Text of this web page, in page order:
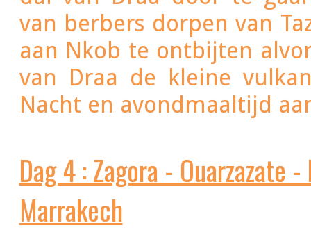
van berbers dorpen van
aan Nkob te ontbijten
van Draa de kleine
Nacht en avondmaaltijd
Dag 4 : Zagora - Ouarzazate
Marrakech